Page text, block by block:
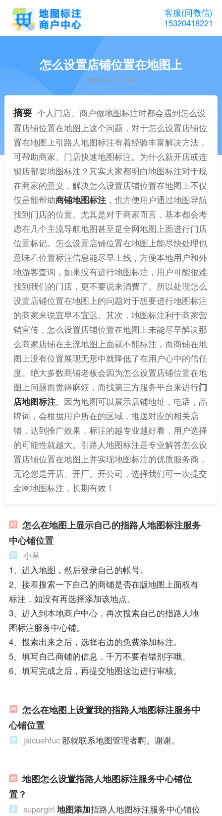
客服(同微信)
15320418221
怎么设置店铺位置在地图上
2023-03-16 15:01
摘要 个人门店、商户做地图标注时都会遇到怎么设
置店铺位置在地图上这个问题，对于怎么设置店铺位
置在地图上引路人地图标注有着经验丰富解决方法，
可帮助商家、门店快速地图标注。为什么新开店或连
锁店都要地图标注？其实大家都明白地图标注对于现
在商家的意义，解决怎么设置店铺位置在地图上不仅
仅是能帮助商铺地图标注，也方便用户通过地图导航
找到门店的位置。尤其是对于商家而言，基本都会考
虑在几个主流导航地图甚至是全网地图上面进行门店
位置标记。怎么设置店铺位置在地图上能尽快处理也
意味着位置标注信息能尽早上线，方便本地用户和外
地游客查询，如果没有进行地图标注，用户可能很难
找到我们的门店，更不要说来消费了。所以处理怎么
设置店铺位置在地图上的问题对于想要进行地图标注
的商家来说宜早不宜迟。其次，地图标注利于商家营
销宣传，怎么设置店铺位置在地图上未能尽早解决那
么商家店铺在主流地图上面就不能标注，而商铺在地
图上没有位置展现无形中就降低了在用户心中的信任
度。绝大多数商铺老板会因为怎么设置店铺位置在地
图上问题而觉得麻烦，而找第三方服务平台来进行门
店地图标注。因为地图可以展示店铺地址，电话，品
牌词，会根据用户所在的区域，推送对应的相关店
铺，达到推广效果，标注的越专业越好看，用户选择
的可能性就越大。引路人地图标注是专业解答怎么设
置店铺位置在地图上并实现地图标注的优质服务商，
无论您是开店、开厂、开公司，选择我们可一次提交
全网地图标注，长期有效！
怎么在地图上显示自己的指路人地图标注服务
中心铺位置
小草
1、进入地图，然后登录自己的帐号。
2、接着搜索一下自己的商铺是否在版地图上面权有
标注，如没有再选择添加该地点。
3、进入到本地商户中心，再次搜索自己的指路人地
图标注服务中心铺。
4、搜索出来之后，选择右边的免费添加标注。
5、填写自己商铺的信息，千万不要有错别字哦。
6、填写完成之后，再提交地图这边进行审核。
怎么在地图上设置我的指路人地图标注服务中
心铺位置
jaicuehfuc那就联系地图管理者啊。谢谢。
地图怎么设置指路人地图标注服务中心铺位
置？
supergirl 地图添加指路人地图标注服务中心铺位